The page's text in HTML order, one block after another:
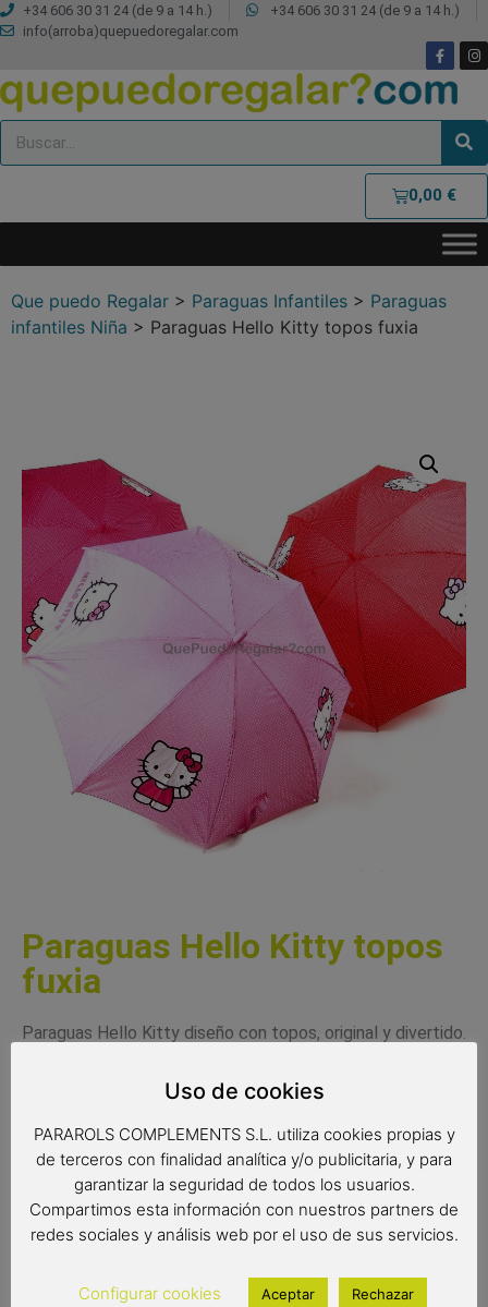
+34 606 30 31 24 (de 9 a 14 h.)
+34 606 30 31 24 (de 9 a 14 h.)
info(arroba)quepuedoregalar.com
0,00 €
Que puedo Regalar > Paraguas Infantiles > Paraguas
infantiles Niña > Paraguas Hello Kitty topos fuxia
Paraguas Hello Kitty topos
fuxia
Paraguas Hello Kitty diseño con topos, original y divertido.
Medidas:
Radio: 51 cm.
Diámetro: 86 cm.
Uso de cookies
PARAROLS COMPLEMENTS S.L. utiliza cookies propias y
de terceros con finalidad analítica y/o publicitaria, y para
garantizar la seguridad de todos los usuarios.
Compartimos esta información con nuestros partners de
redes sociales y análisis web por el uso de sus servicios.
Configurar cookies Aceptar Rechazar